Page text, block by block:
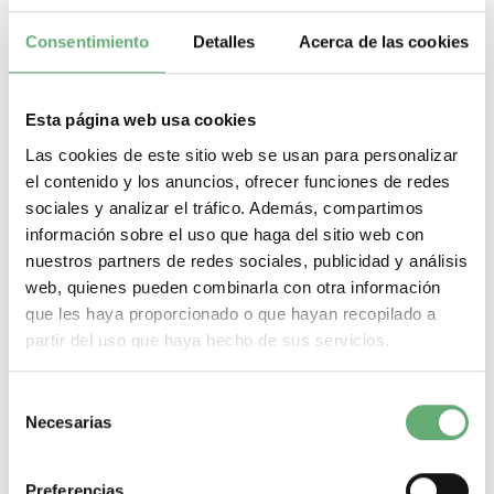
Consentimiento Detalles Acerca de las cookies
Esta página web usa cookies
Las cookies de este sitio web se usan para personalizar
el contenido y los anuncios, ofrecer funciones de redes
sociales y analizar el tráfico. Además, compartimos
información sobre el uso que haga del sitio web con
nuestros partners de redes sociales, publicidad y análisis
web, quienes pueden combinarla con otra información
que les haya proporcionado o que hayan recopilado a
partir del uso que haya hecho de sus servicios.
Necesarias
Comprar
instantáneos - 2 NA ref. GAC0521 Schneider Electric